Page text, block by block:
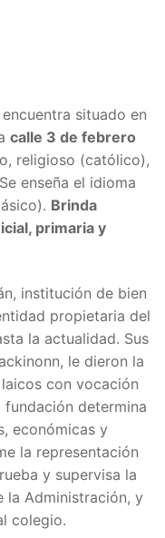
situado en
calle 3 de febrero
religioso (católico),
enseña el idioma
Brinda
primaria y
institución de bien
propietaria del
la actualidad. Sus
le dieron la
con vocación
determina
económicas y
la representación
y supervisa la
la Administración, y
colegio.